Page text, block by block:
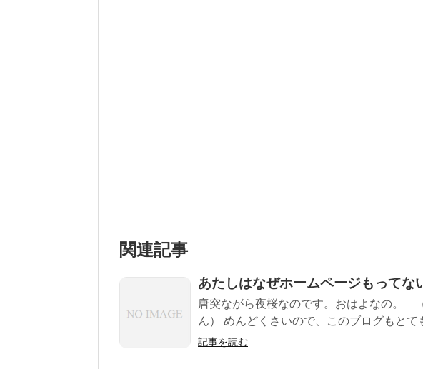
関連記事
あたしはなぜホームページもってな
唐突ながら夜桜なのです。おはよなの。
ん） めんどくさいので、このブログもとて
記事を読む